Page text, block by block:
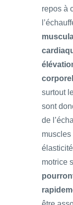
repos à
surtout
sont
de
muscles
motrice